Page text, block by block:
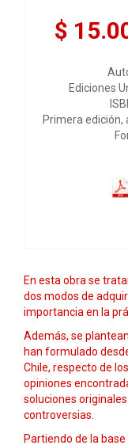
$
Ediciones
Primera
En esta obra se
dos modos de
importancia en la
Además, se
han formulado
Chile, respecto de
opiniones
soluciones
controversias.
Partiendo de la